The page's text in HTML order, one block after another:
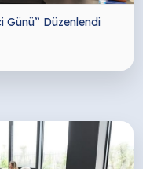
Günü” Düzenlendi